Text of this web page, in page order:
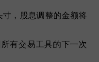
，股息调整的金额将
有交易工具的下一次